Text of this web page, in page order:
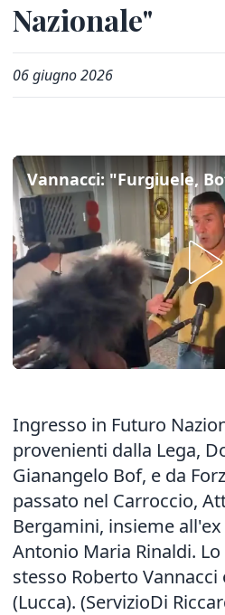
Nazionale"
06 giugno 2026
Ingresso in Futuro
provenienti dalla Lega,
Gianangelo Bof, e da
passato nel Carroccio,
Bergamini, insieme
Antonio Maria Rinaldi.
stesso Roberto
(Lucca). (ServizioDi